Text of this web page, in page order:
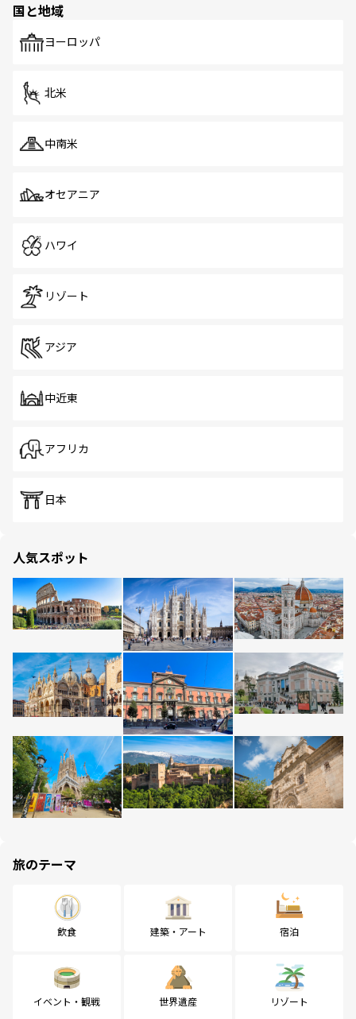
国と地域
ヨーロッパ
北米
中南米
オセアニア
ハワイ
リゾート
アジア
中近東
アフリカ
日本
人気スポット
旅のテーマ
飲食 建築・アート 宿泊
イベント・観戦 世界遺産 リゾート